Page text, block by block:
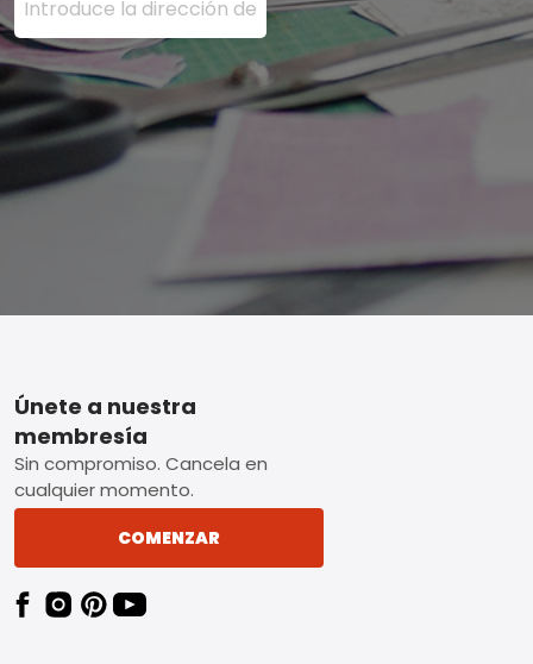
Footer
Únete a nuestra
membresía
Sin compromiso. Cancela en
cualquier momento.
COMENZAR